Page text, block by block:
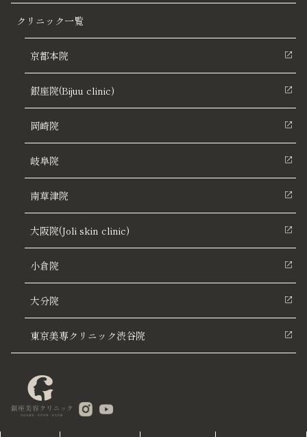
クリニック一覧
京都本院
銀座院(Bijuu clinic)
岡崎院
岐阜院
南草津院
大阪院(Joli skin clinic)
小倉院
大分院
東京美専クリニック渋谷院